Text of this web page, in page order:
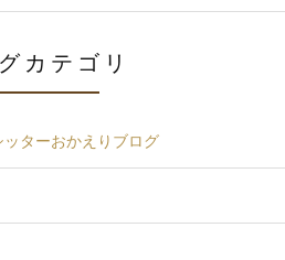
カテゴリ
ターおかえりブログ